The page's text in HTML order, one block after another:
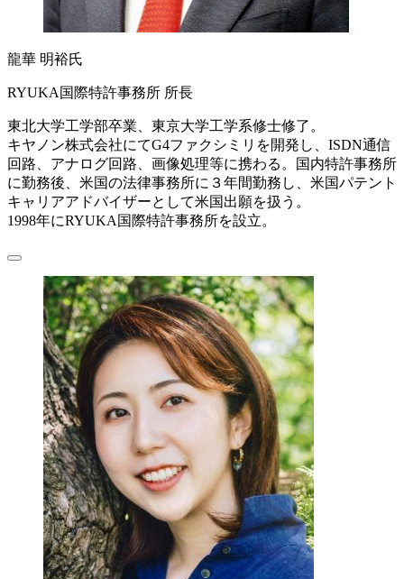
龍華 明裕氏
RYUKA国際特許事務所 所長
東北大学工学部卒業、東京大学工学系修士修了。
キヤノン株式会社にてG4ファクシミリを開発し、ISDN通信
回路、アナログ回路、画像処理等に携わる。国内特許事務所
に勤務後、米国の法律事務所に３年間勤務し、米国パテント
キャリアアドバイザーとして米国出願を扱う。
1998年にRYUKA国際特許事務所を設立。